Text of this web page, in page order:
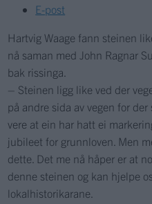
E-post
Hartvig Waage fann steinen
nå saman med John Ragnar
bak rissinga.
– Steinen ligg like ved der
på andre sida av vegen for
vere at ein har hatt ei
jubileet for grunnloven. Men
dette. Det me nå håper er at
denne steinen og kan hjelpe
lokalhistorikarane.